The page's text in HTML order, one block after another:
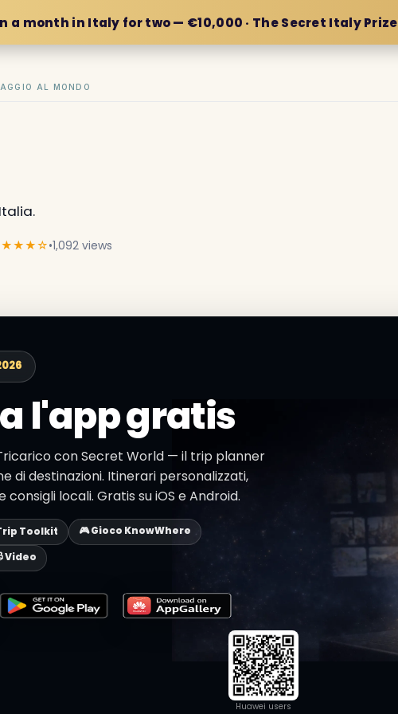
a month in Italy for two — €10,000 · The Secret Italy Prize
AL MONDO
•1,092 views
l'app gratis
con Secret World — il trip planner
di destinazioni. Itinerari personalizzati,
locali. Gratis su iOS e Android.
Toolkit
🎮 Gioco KnowWhere
Video
Huawei users